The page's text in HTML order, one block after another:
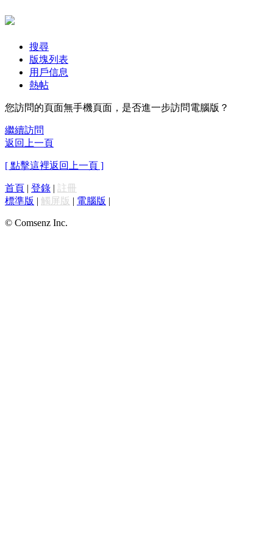
搜尋
版塊列表
用戶信息
熱帖
您訪問的頁面無手機頁面，是否進一步訪問電腦版？
繼續訪問
返回上一頁
[ 點擊這裡返回上一頁 ]
首頁 | 登錄 | 註冊
標準版 | 觸屏版 | 電腦版 |
© Comsenz Inc.